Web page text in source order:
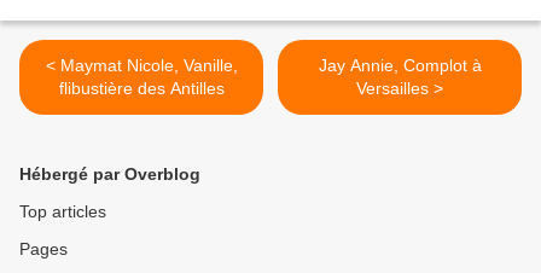
< Maymat Nicole, Vanille,
flibustière des Antilles
Jay Annie, Complot à
Versailles >
Hébergé par Overblog
Top articles
Pages